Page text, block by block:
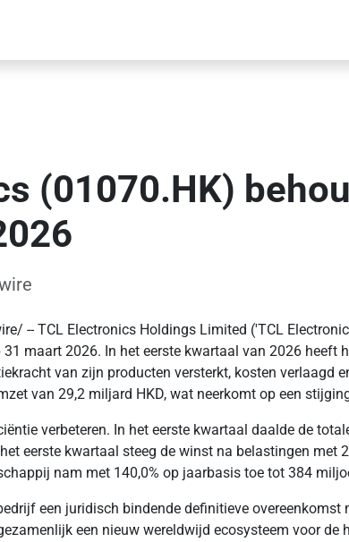
(01070.HK)
-- TCL Electronics Holdings Limited ('TCL
maart 2026. In het eerste kwartaal van 2026
van zijn producten versterkt, kosten verlaagd
van 29,2 miljard HKD, wat neerkomt op een
verbeteren. In het eerste kwartaal daalde de
eerste kwartaal steeg de winst na belastingen
nam met 140,0% op jaarbasis toe tot 384
een juridisch bindende definitieve
een nieuw wereldwijd ecosysteem voor